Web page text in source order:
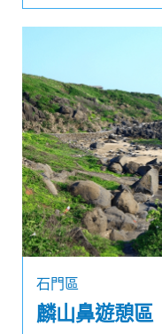
石門區
麟山鼻遊憩區